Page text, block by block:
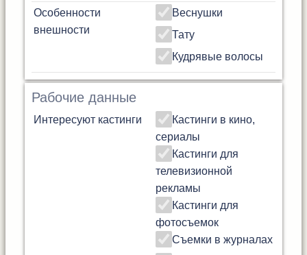
Особенности
внешности
Веснушки
Тату
Кудрявые волосы
Рабочие данные
Интересуют кастинги
Кастинги в кино,
сериалы
Кастинги для
телевизионной
рекламы
Кастинги для
фотосъемок
Съемки в журналах